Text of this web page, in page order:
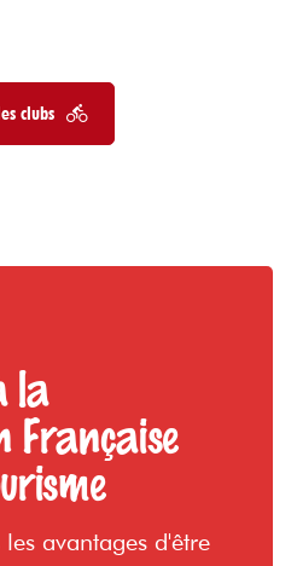
clubs
la
Française
avantages d'être